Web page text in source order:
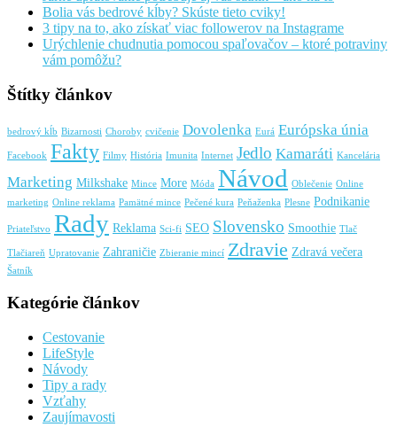
Bolia vás bedrové kĺby? Skúste tieto cviky!
3 tipy na to, ako získať viac followerov na Instagrame
Urýchlenie chudnutia pomocou spaľovačov – ktoré potraviny
vám pomôžu?
Štítky článkov
bedrový kĺb Bizarnosti Choroby cvičenie Dovolenka Eurá Európska únia
Facebook Fakty Filmy História Imunita Internet Jedlo Kamaráti Kancelária
Marketing Milkshake Mince More Móda Návod Oblečenie Online
marketing Online reklama Pamätné mince Pečené kura Peňaženka Plesne Podnikanie
Priateľstvo Rady Reklama Sci-fi SEO Slovensko Smoothie Tlač
Tlačiareň Upratovanie Zahraničie Zbieranie mincí Zdravie Zdravá večera
Šatník
Kategórie článkov
Cestovanie
LifeStyle
Návody
Tipy a rady
Vzťahy
Zaujímavosti